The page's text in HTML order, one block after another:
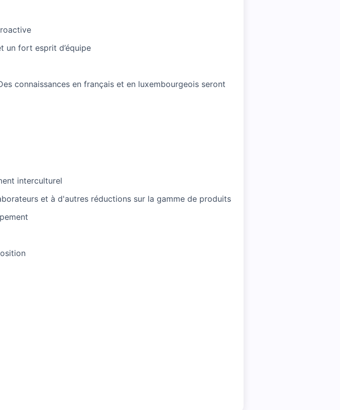
un fort esprit d’équipe
connaissances en français et en luxembourgeois seront
interculturel
et à d'autres réductions sur la gamme de produits